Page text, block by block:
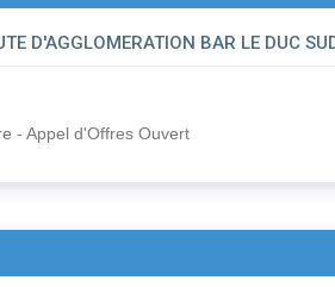
D'AGGLOMERATION BAR LE DUC
- Appel d'Offres Ouvert